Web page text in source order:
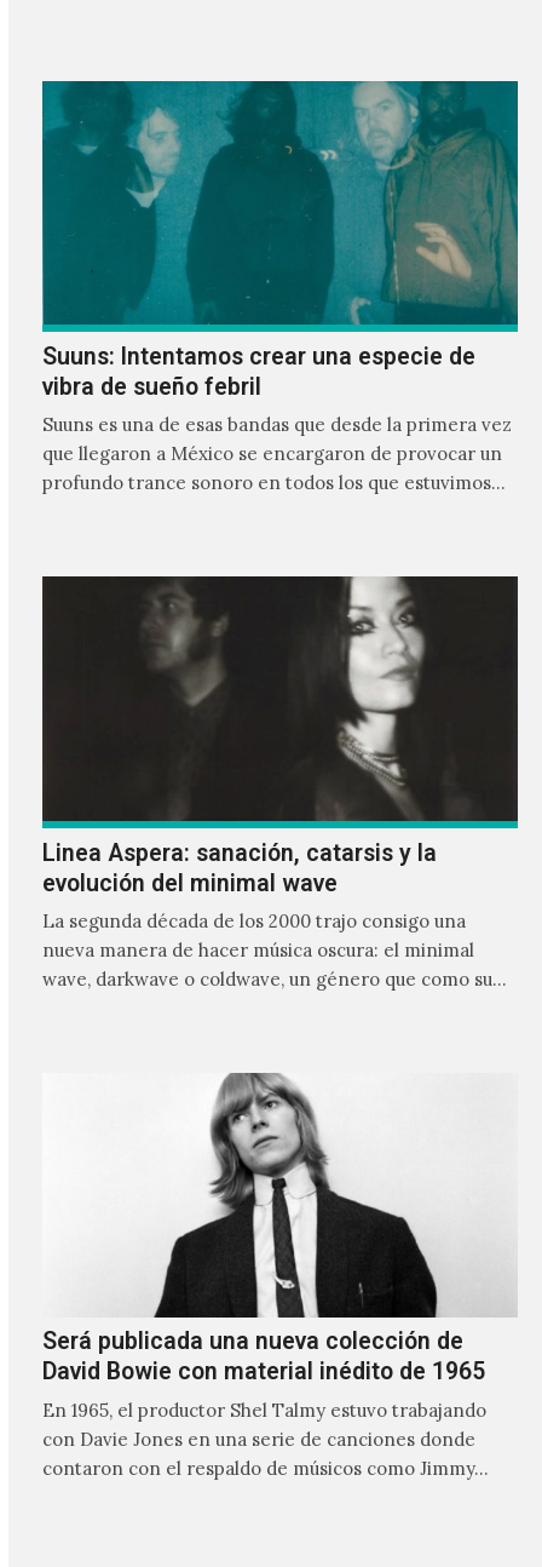
Suuns: Intentamos crear una especie de
vibra de sueño febril
Suuns es una de esas bandas que desde la primera vez
que llegaron a México se encargaron de provocar un
profundo trance sonoro en todos los que estuvimos
Linea Aspera: sanación, catarsis y la
evolución del minimal wave
La segunda década de los 2000 trajo consigo una
nueva manera de hacer música oscura: el minimal
wave, darkwave o coldwave, un género que como su
Será publicada una nueva colección de
David Bowie con material inédito de 1965
En 1965, el productor Shel Talmy estuvo trabajando
con Davie Jones en una serie de canciones donde
contaron con el respaldo de músicos como Jimmy…